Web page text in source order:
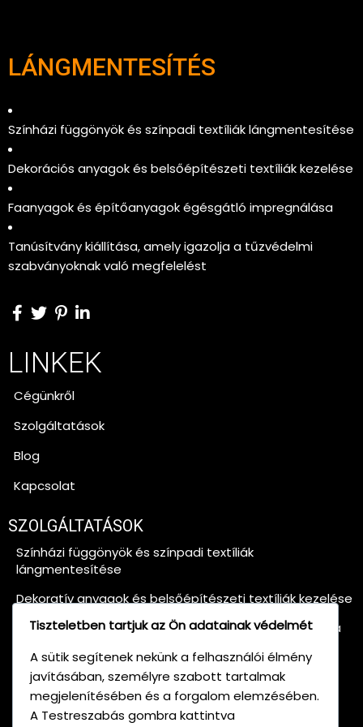
LÁNGMENTESÍTÉS
Színházi függönyök és színpadi textíliák lángmentesítése
Dekorációs anyagok és belsőépítészeti textíliák kezelése
Faanyagok és építőanyagok égésgátló impregnálása
Tanúsítvány kiállítása, amely igazolja a tűzvédelmi
szabványoknak való megfelelést
LINKEK
Cégünkről
Szolgáltatások
Blog
Kapcsolat
SZOLGÁLTATÁSOK
Színházi függönyök és színpadi textíliák
lángmentesítése
Dekoratív anyagok és belsőépítészeti textíliák kezelése
Faanyagok és építőanyagok égésgátló impregnálása
Tanúsítvány kiállítása
Lángmentesítési Tanácsadás
Tiszteletben tartjuk az Ön adatainak védelmét
A sütik segítenek nekünk a felhasználói élmény
javításában, személyre szabott tartalmak
megjelenítésében és a forgalom elemzésében.
A Testreszabás gombra kattintva